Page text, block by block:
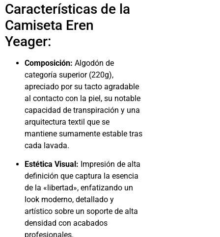
Características de la
Camiseta Eren
Yeager:
Composición: Algodón de
categoría superior (220g),
apreciado por su tacto agradable
al contacto con la piel, su notable
capacidad de transpiración y una
arquitectura textil que se
mantiene sumamente estable tras
cada lavada.
Estética Visual: Impresión de alta
definición que captura la esencia
de la «libertad», enfatizando un
look moderno, detallado y
artístico sobre un soporte de alta
densidad con acabados
profesionales.